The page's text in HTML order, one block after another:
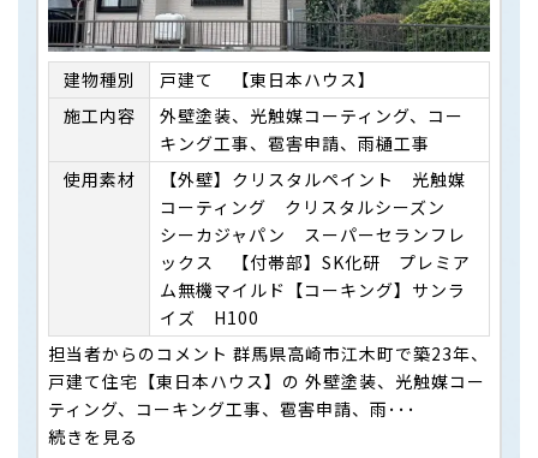
建物種別
戸建て 【東日本ハウス】
施⼯内容
外壁塗装、光触媒コーティング、コー
キング工事、雹害申請、雨樋工事
使用素材
【外壁】クリスタルペイント 光触媒
コーティング クリスタルシーズン
シーカジャパン スーパーセランフレ
ックス 【付帯部】SK化研 プレミア
ム無機マイルド【コーキング】サンラ
イズ H100
担当者からのコメント 群馬県高崎市江木町で築23年、
戸建て住宅【東日本ハウス】の 外壁塗装、光触媒コー
ティング、コーキング工事、雹害申請、雨･･･
続きを見る